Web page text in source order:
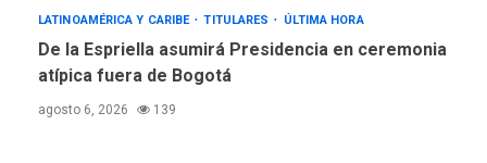
LATINOAMÉRICA Y CARIBE TITULARES ÚLTIMA HORA
De la Espriella asumirá Presidencia en ceremonia
atípica fuera de Bogotá
agosto 6, 2026 139